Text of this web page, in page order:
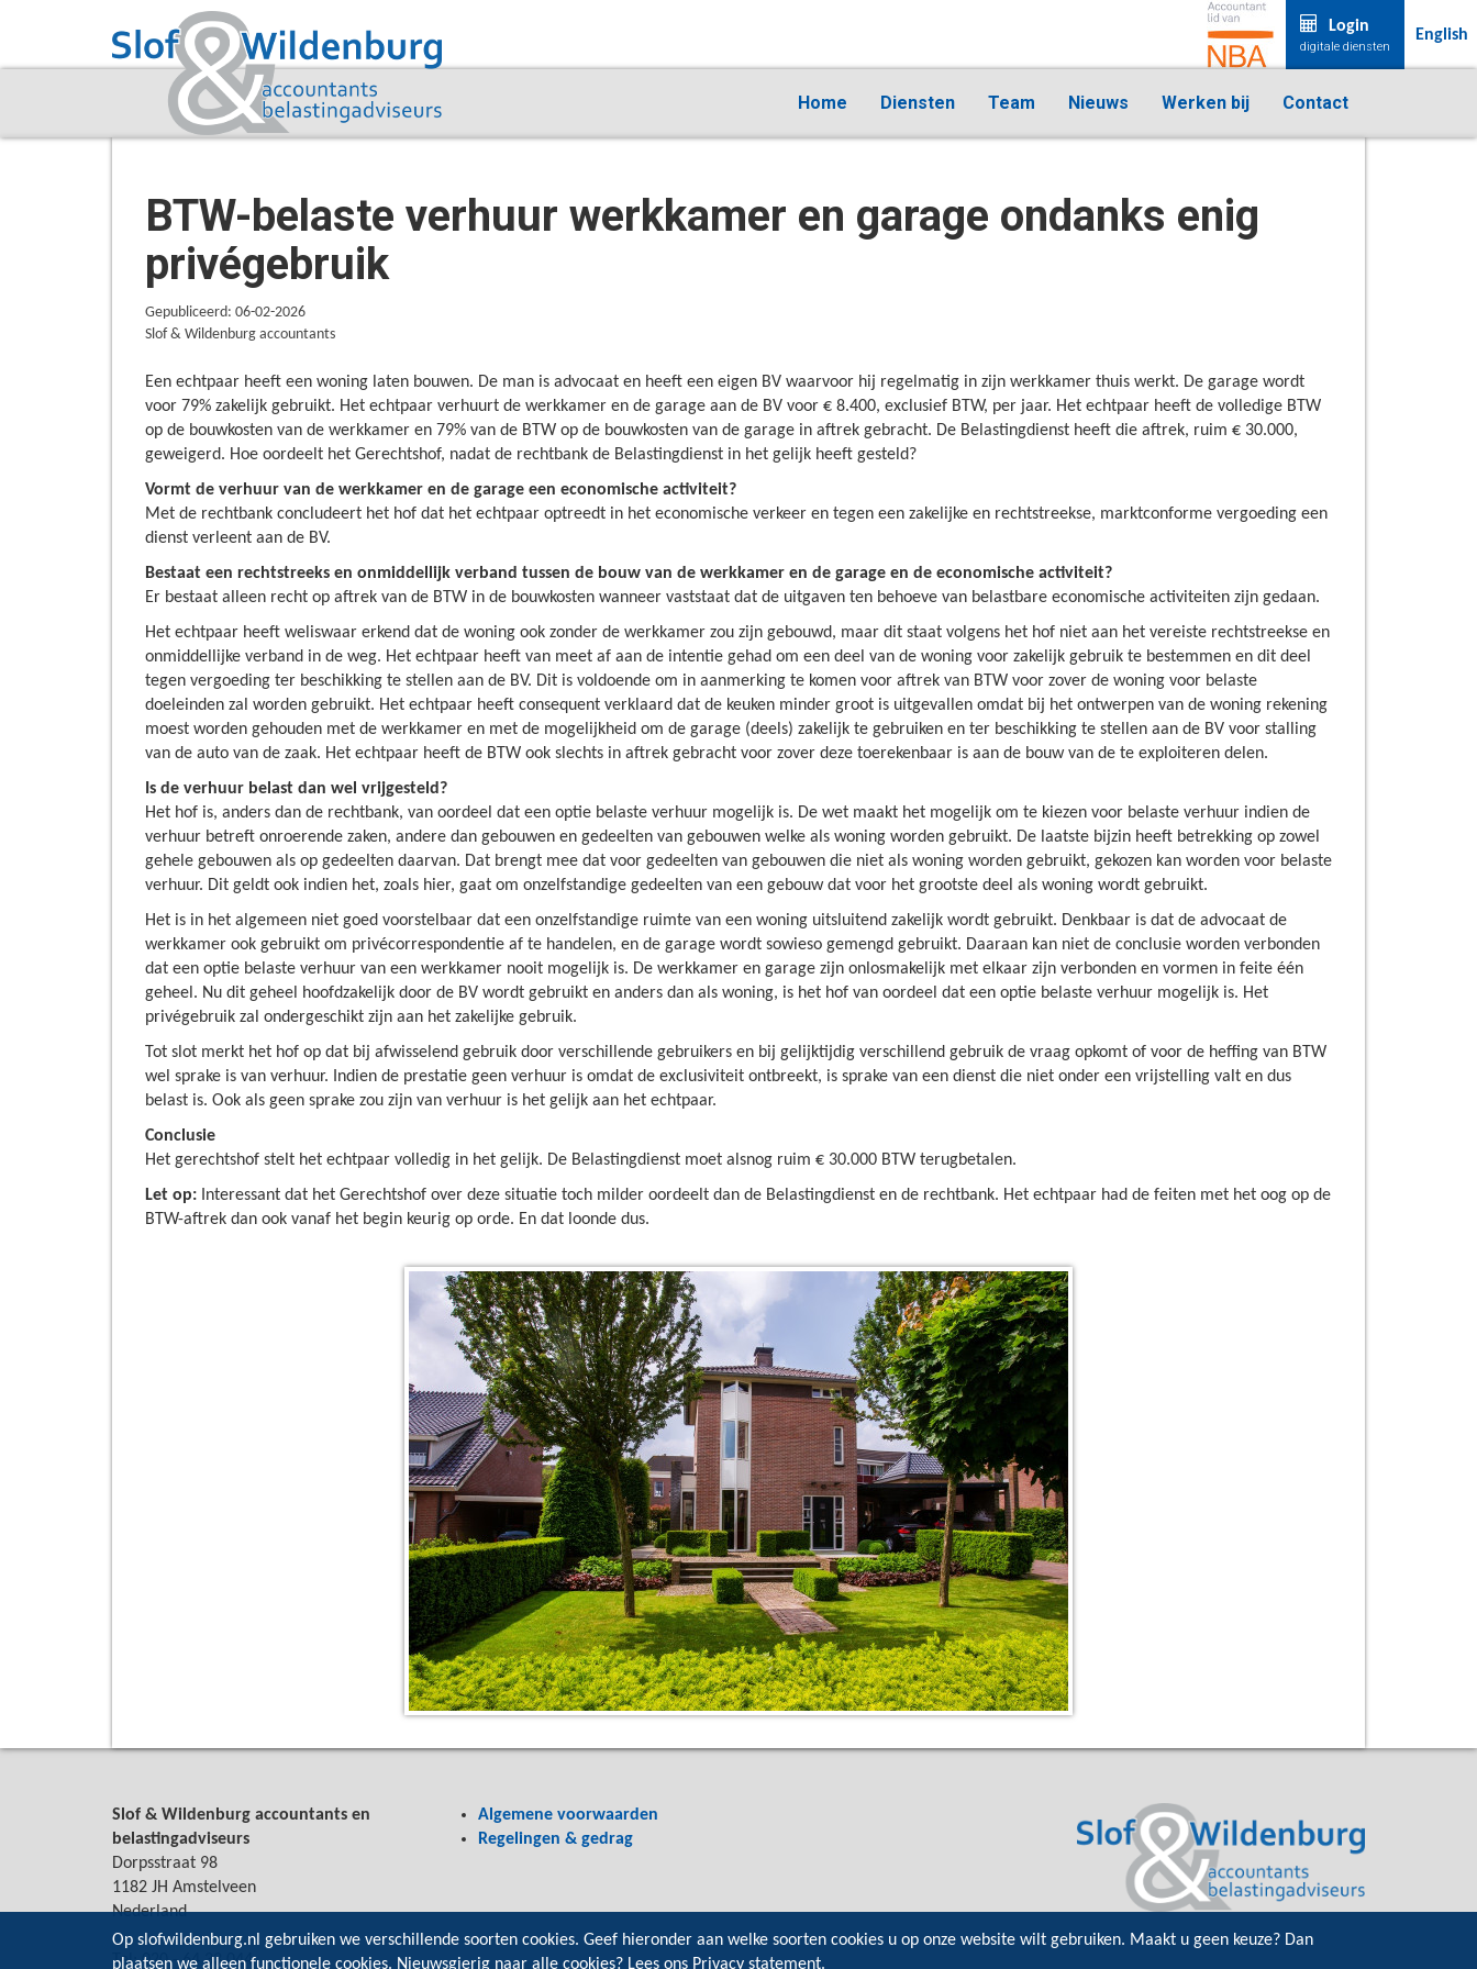
Login
digitale diensten
English
Home Diensten Team Nieuws Werken bij Contact
BTW-belaste verhuur werkkamer en garage ondanks enig
privégebruik
Gepubliceerd: 06-02-2026
Slof & Wildenburg accountants
Een echtpaar heeft een woning laten bouwen. De man is advocaat en heeft een eigen BV waarvoor hij regelmatig in zijn werkkamer thuis werkt. De garage wordt
voor 79% zakelijk gebruikt. Het echtpaar verhuurt de werkkamer en de garage aan de BV voor € 8.400, exclusief BTW, per jaar. Het echtpaar heeft de volledige BTW
op de bouwkosten van de werkkamer en 79% van de BTW op de bouwkosten van de garage in aftrek gebracht. De Belastingdienst heeft die aftrek, ruim € 30.000,
geweigerd. Hoe oordeelt het Gerechtshof, nadat de rechtbank de Belastingdienst in het gelijk heeft gesteld?
Vormt de verhuur van de werkkamer en de garage een economische activiteit?
Met de rechtbank concludeert het hof dat het echtpaar optreedt in het economische verkeer en tegen een zakelijke en rechtstreekse, marktconforme vergoeding een
dienst verleent aan de BV.
Bestaat een rechtstreeks en onmiddellijk verband tussen de bouw van de werkkamer en de garage en de economische activiteit?
Er bestaat alleen recht op aftrek van de BTW in de bouwkosten wanneer vaststaat dat de uitgaven ten behoeve van belastbare economische activiteiten zijn gedaan.
Het echtpaar heeft weliswaar erkend dat de woning ook zonder de werkkamer zou zijn gebouwd, maar dit staat volgens het hof niet aan het vereiste rechtstreekse en
onmiddellijke verband in de weg. Het echtpaar heeft van meet af aan de intentie gehad om een deel van de woning voor zakelijk gebruik te bestemmen en dit deel
tegen vergoeding ter beschikking te stellen aan de BV. Dit is voldoende om in aanmerking te komen voor aftrek van BTW voor zover de woning voor belaste
doeleinden zal worden gebruikt. Het echtpaar heeft consequent verklaard dat de keuken minder groot is uitgevallen omdat bij het ontwerpen van de woning rekening
moest worden gehouden met de werkkamer en met de mogelijkheid om de garage (deels) zakelijk te gebruiken en ter beschikking te stellen aan de BV voor stalling
van de auto van de zaak. Het echtpaar heeft de BTW ook slechts in aftrek gebracht voor zover deze toerekenbaar is aan de bouw van de te exploiteren delen.
Is de verhuur belast dan wel vrijgesteld?
Het hof is, anders dan de rechtbank, van oordeel dat een optie belaste verhuur mogelijk is. De wet maakt het mogelijk om te kiezen voor belaste verhuur indien de
verhuur betreft onroerende zaken, andere dan gebouwen en gedeelten van gebouwen welke als woning worden gebruikt. De laatste bijzin heeft betrekking op zowel
gehele gebouwen als op gedeelten daarvan. Dat brengt mee dat voor gedeelten van gebouwen die niet als woning worden gebruikt, gekozen kan worden voor belaste
verhuur. Dit geldt ook indien het, zoals hier, gaat om onzelfstandige gedeelten van een gebouw dat voor het grootste deel als woning wordt gebruikt.
Het is in het algemeen niet goed voorstelbaar dat een onzelfstandige ruimte van een woning uitsluitend zakelijk wordt gebruikt. Denkbaar is dat de advocaat de
werkkamer ook gebruikt om privécorrespondentie af te handelen, en de garage wordt sowieso gemengd gebruikt. Daaraan kan niet de conclusie worden verbonden
dat een optie belaste verhuur van een werkkamer nooit mogelijk is. De werkkamer en garage zijn onlosmakelijk met elkaar zijn verbonden en vormen in feite één
geheel. Nu dit geheel hoofdzakelijk door de BV wordt gebruikt en anders dan als woning, is het hof van oordeel dat een optie belaste verhuur mogelijk is. Het
privégebruik zal ondergeschikt zijn aan het zakelijke gebruik.
Tot slot merkt het hof op dat bij afwisselend gebruik door verschillende gebruikers en bij gelijktijdig verschillend gebruik de vraag opkomt of voor de heffing van BTW
wel sprake is van verhuur. Indien de prestatie geen verhuur is omdat de exclusiviteit ontbreekt, is sprake van een dienst die niet onder een vrijstelling valt en dus
belast is. Ook als geen sprake zou zijn van verhuur is het gelijk aan het echtpaar.
Conclusie
Het gerechtshof stelt het echtpaar volledig in het gelijk. De Belastingdienst moet alsnog ruim € 30.000 BTW terugbetalen.
Let op: Interessant dat het Gerechtshof over deze situatie toch milder oordeelt dan de Belastingdienst en de rechtbank. Het echtpaar had de feiten met het oog op de
BTW-aftrek dan ook vanaf het begin keurig op orde. En dat loonde dus.
Slof & Wildenburg accountants en
belastingadviseurs
Dorpsstraat 98
1182 JH Amstelveen
Nederland
Tel: 020 - 64 33 044
Algemene voorwaarden
Regelingen & gedrag
Op slofwildenburg.nl gebruiken we verschillende soorten cookies. Geef hieronder aan welke soorten cookies u op onze website wilt gebruiken. Maakt u geen keuze? Dan
plaatsen we alleen functionele cookies. Nieuwsgierig naar alle cookies? Lees ons Privacy statement.